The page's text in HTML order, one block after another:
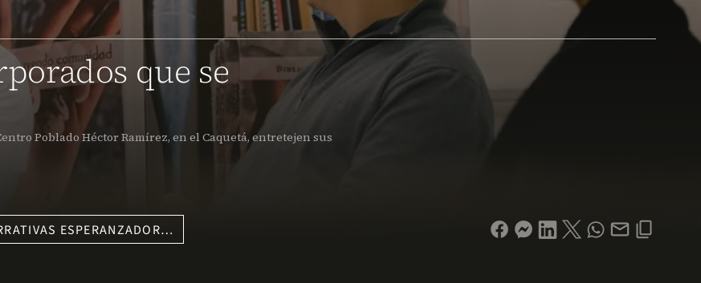
que se
Poblado Héctor Ramírez, en el Caquetá, entretejen sus
ESPERANZADOR…